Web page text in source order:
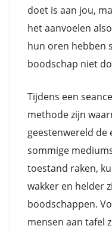
doet is aan jou,
het aanvoelen
hun oren hebben
boodschap niet
Tijdens een
methode zijn
geestenwereld de
sommige
toestand raken,
wakker en helder
boodschappen.
mensen aan tafel